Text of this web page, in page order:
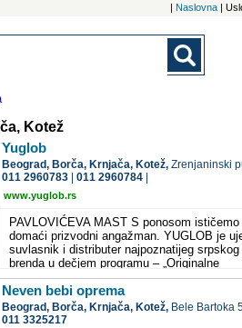
| Naslovna |
Kotež
Yuglob
Beograd, Borča, Krnjača, Kotež,Zrenjaninski
011 2960783 |011 2960784
www.yuglob.rs
PAVLOVIĆEVA MAST S ponosom ističemo
domaći prizvodni angažman. YUGLOB je
suvlasnik i distributer najpoznatijeg srpskog
brenda u dečjem programu – „Originalne
Pavlovićeve masti“. Taj izvorni srpski brend,
prisutan i na brojnim inostranim tržištima, 60
godina je sastavni deo svakog odrastanja,
roditeljstva.
Neven bebi oprema
Beograd, Borča, Krnjača, Kotež, Bele Bartoka
011 3325217